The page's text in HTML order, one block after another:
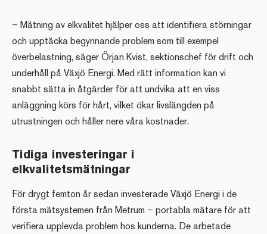
– Mätning av elkvalitet hjälper oss att identifiera störningar
och upptäcka begynnande problem som till exempel
överbelastning, säger Örjan Kvist, sektionschef för drift och
underhåll på Växjö Energi. Med rätt information kan vi
snabbt sätta in åtgärder för att undvika att en viss
anläggning körs för hårt, vilket ökar livslängden på
utrustningen och håller nere våra kostnader.
Tidiga investeringar i
elkvalitetsmätningar
För drygt femton år sedan investerade Växjö Energi i de
första mätsystemen från Metrum – portabla mätare för att
verifiera upplevda problem hos kunderna. De arbetade